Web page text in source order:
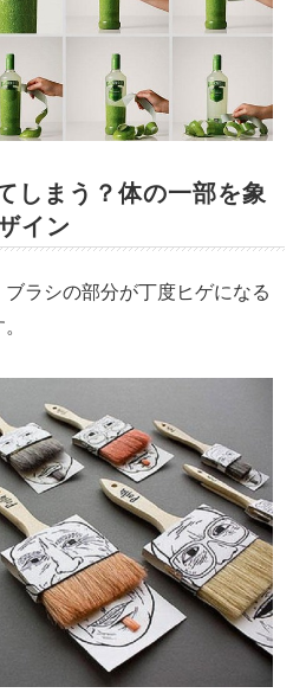
しまう？体の一部を象
イン
ラシの部分が丁度ヒゲになる
投稿